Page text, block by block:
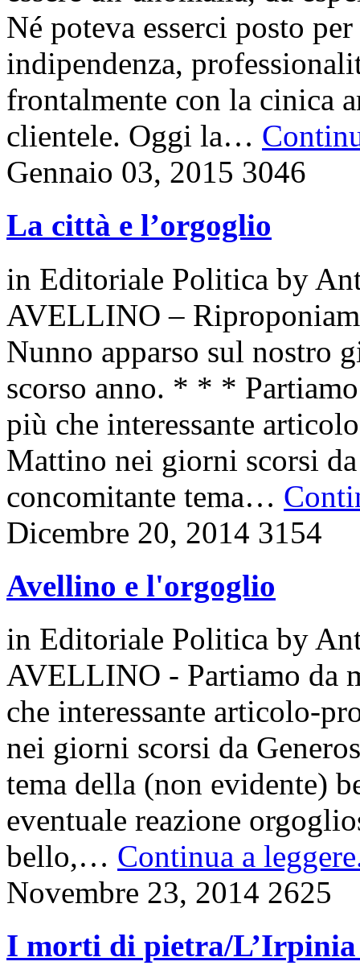
Né poteva esserci posto
indipendenza,
frontalmente con la cinica
clientele. Oggi la…
Gennaio 03, 2015 3046
La città e l’orgoglio
in Editoriale Politica by
AVELLINO –
Nunno apparso sul nostro
scorso anno. * * *
più che interessante
Mattino nei giorni scorsi
concomitante tema…
Dicembre 20, 2014 3154
Avellino e l'orgoglio
in Editoriale Politica by
AVELLINO - Partiamo da
che interessante articolo-
nei giorni scorsi da
tema della (non evidente)
eventuale reazione
bello,… Continua a
Novembre 23, 2014 2625
I morti di pietra/